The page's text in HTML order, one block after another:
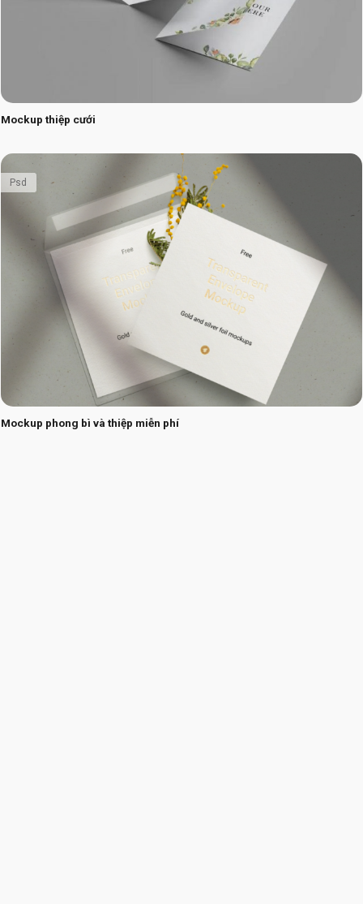
Mockup thiệp cưới
Mockup phong bì và thiệp miễn phí
Psd